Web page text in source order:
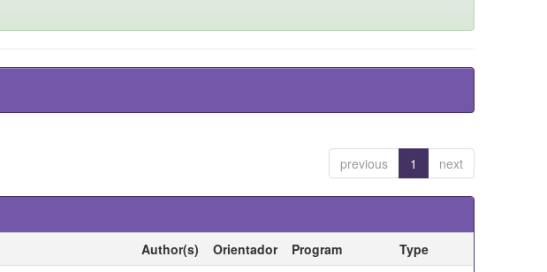
previous 1 next
Author(s) Orientador Program
Type